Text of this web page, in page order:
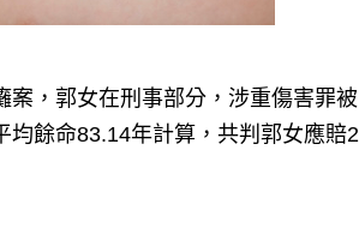
，郭女在刑事部分，涉重傷害罪被
餘命83.14年計算，共判郭女應賠2